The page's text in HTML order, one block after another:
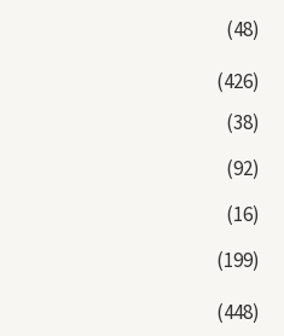
(48)
(426)
(38)
(92)
(16)
(199)
(448)